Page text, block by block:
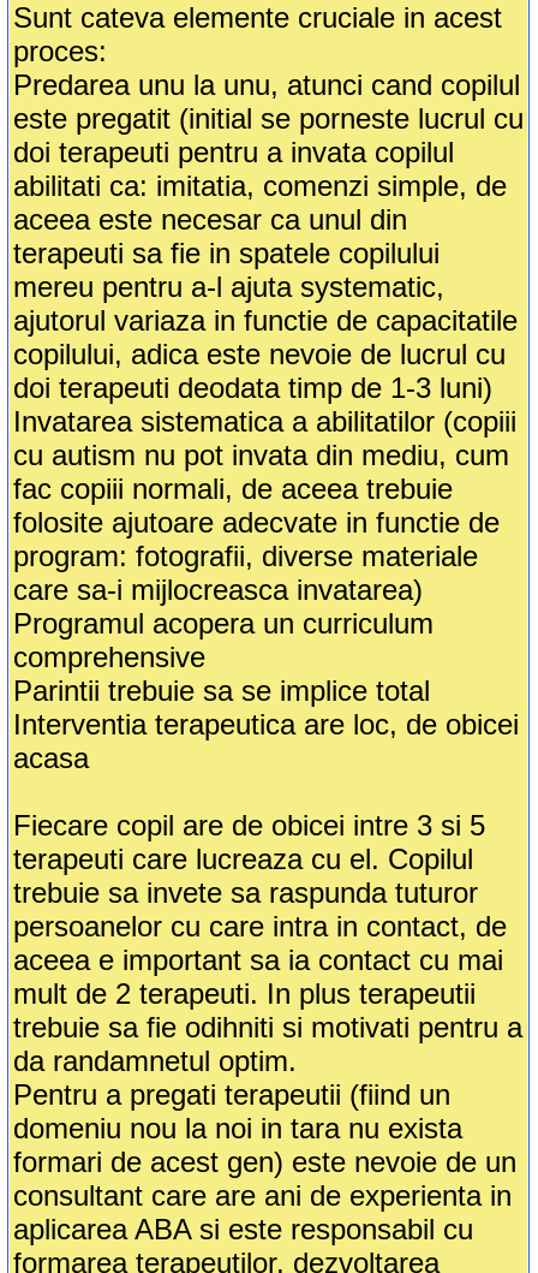
Sunt cateva elemente cruciale in acest
proces:
Predarea unu la unu, atunci cand copilul
este pregatit (initial se porneste lucrul cu
doi terapeuti pentru a invata copilul
abilitati ca: imitatia, comenzi simple, de
aceea este necesar ca unul din
terapeuti sa fie in spatele copilului
mereu pentru a-l ajuta systematic,
ajutorul variaza in functie de capacitatile
copilului, adica este nevoie de lucrul cu
doi terapeuti deodata timp de 1-3 luni)
Invatarea sistematica a abilitatilor (copiii
cu autism nu pot invata din mediu, cum
fac copiii normali, de aceea trebuie
folosite ajutoare adecvate in functie de
program: fotografii, diverse materiale
care sa-i mijlocreasca invatarea)
Programul acopera un curriculum
comprehensive
Parintii trebuie sa se implice total
Interventia terapeutica are loc, de obicei
acasa
Fiecare copil are de obicei intre 3 si 5
terapeuti care lucreaza cu el. Copilul
trebuie sa invete sa raspunda tuturor
persoanelor cu care intra in contact, de
aceea e important sa ia contact cu mai
mult de 2 terapeuti. In plus terapeutii
trebuie sa fie odihniti si motivati pentru a
da randamnetul optim.
Pentru a pregati terapeutii (fiind un
domeniu nou la noi in tara nu exista
formari de acest gen) este nevoie de un
consultant care are ani de experienta in
aplicarea ABA si este responsabil cu
formarea terapeutilor, dezvoltarea